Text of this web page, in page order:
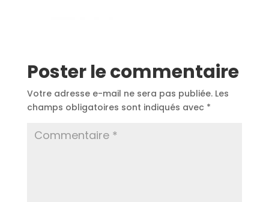
Poster le commentaire
Votre adresse e-mail ne sera pas publiée. Les
champs obligatoires sont indiqués avec *